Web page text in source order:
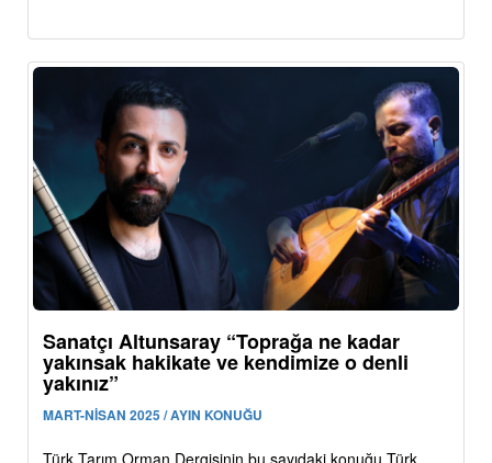
Sanatçı Altunsaray “Toprağa ne kadar
yakınsak hakikate ve kendimize o denli
yakınız”
MART-NİSAN 2025 / AYIN KONUĞU
Türk Tarım Orman Dergisinin bu sayıdaki konuğu Türk